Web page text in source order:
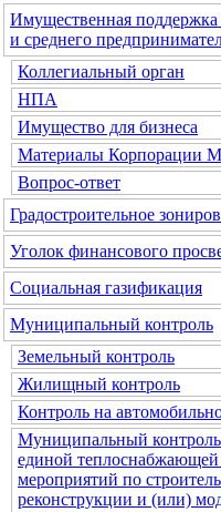
Имущественная поддержка
и среднего
Коллегиальный орган
НПА
Имущество для бизнеса
Материалы Корпорации
Вопрос-ответ
Градостроительное
Уголок финансового
Социальная газификация
Муниципальный контроль
Земельный контроль
Жилищный контроль
Контроль на
Муниципальный
единой теплоснабжающей
мероприятий по
реконструкции и (или)